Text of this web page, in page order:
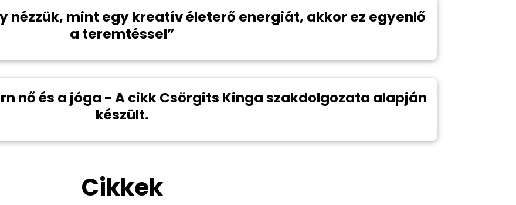
nézzük, mint egy kreatív életerő energiát, akkor ez egyenlő
a teremtéssel”
nő és a jóga - A cikk Csörgits Kinga szakdolgozata alapján
készült.
Cikkek